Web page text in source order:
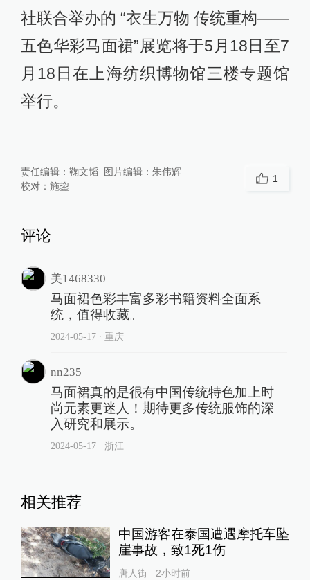
社联合举办的 “衣生万物 传统重构——
五色华彩马面裙”展览将于5月18日至7
月18日在上海纺织博物馆三楼专题馆
举行。
责任编辑： 鞠文韬 图片编辑： 朱伟辉
校对： 施鋆
1
评论
美1468330
马面裙色彩丰富多彩书籍资料全面系
统，值得收藏。
2024-05-17∙ 重庆
nn235
马面裙真的是很有中国传统特色加上时
尚元素更迷人！期待更多传统服饰的深
入研究和展示。
2024-05-17∙ 浙江
相关推荐
中国游客在泰国遭遇摩托车坠
崖事故，致1死1伤
唐人街 2小时前